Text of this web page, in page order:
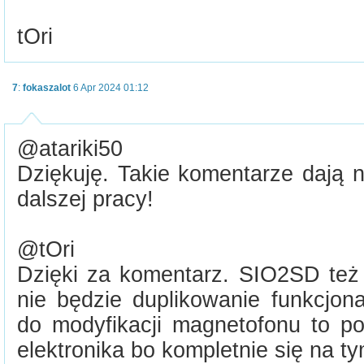
tOri
7: fokaszalot 6 Apr 2024 01:12
@atariki50
Dziękuję. Takie komentarze dają
dalszej pracy!
@tOri
Dzięki za komentarz. SIO2SD
nie będzie duplikowanie
do modyfikacji magnetofonu to
elektronika bo kompletnie się na